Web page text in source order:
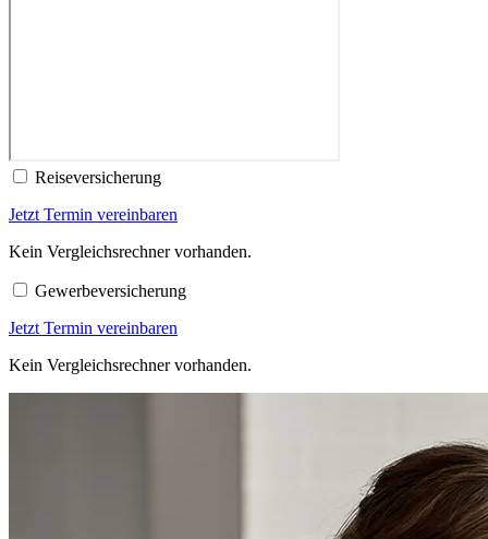
Reiseversicherung
Jetzt Termin vereinbaren
Kein Vergleichsrechner vorhanden.
Gewerbeversicherung
Jetzt Termin vereinbaren
Kein Vergleichsrechner vorhanden.